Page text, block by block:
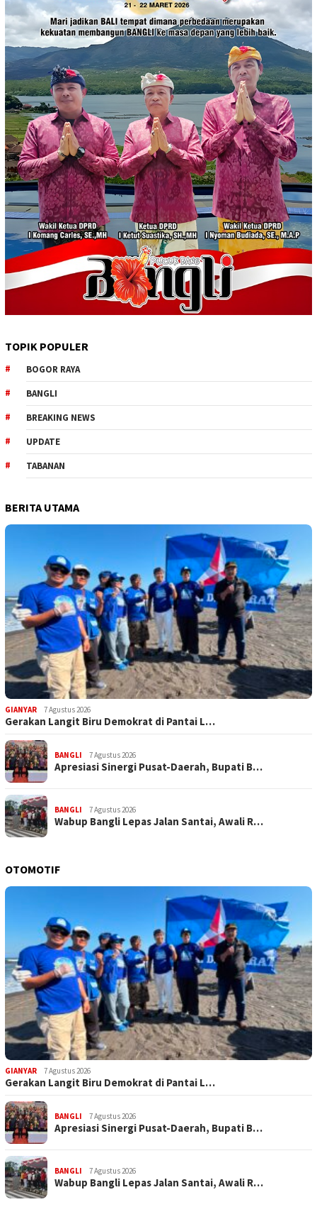
TOPIK POPULER
BOGOR RAYA
BANGLI
BREAKING NEWS
UPDATE
TABANAN
BERITA UTAMA
GIANYAR 7 Agustus 2026
Gerakan Langit Biru Demokrat di Pantai L…
BANGLI 7 Agustus 2026
Apresiasi Sinergi Pusat-Daerah, Bupati B…
BANGLI 7 Agustus 2026
Wabup Bangli Lepas Jalan Santai, Awali R…
OTOMOTIF
GIANYAR 7 Agustus 2026
Gerakan Langit Biru Demokrat di Pantai L…
BANGLI 7 Agustus 2026
Apresiasi Sinergi Pusat-Daerah, Bupati B…
BANGLI 7 Agustus 2026
Wabup Bangli Lepas Jalan Santai, Awali R…